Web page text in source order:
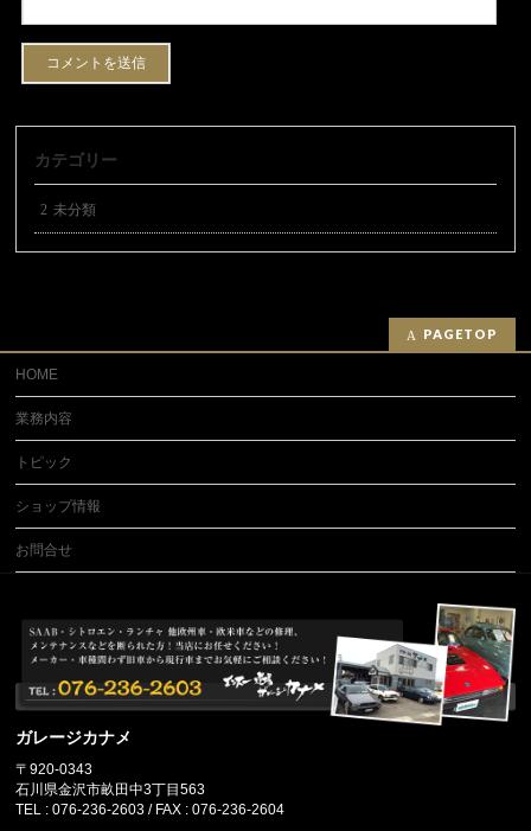
カテゴリー
未分類
PAGETOP
HOME
業務内容
トピック
ショップ情報
お問合せ
ガレージカナメ
〒920-0343
石川県金沢市畝田中3丁目563
TEL : 076-236-2603 / FAX : 076-236-2604